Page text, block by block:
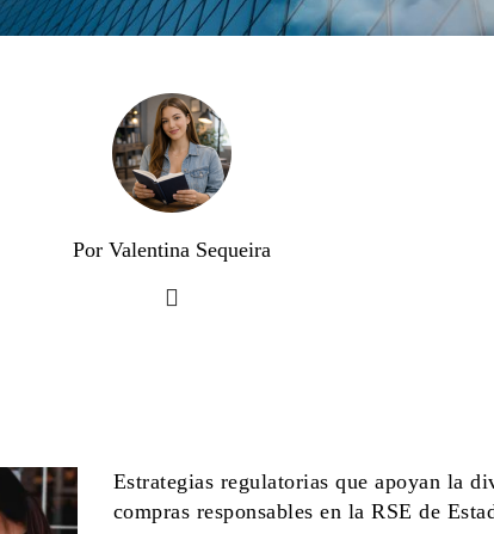
Por Valentina Sequeira
Estrategias regulatorias que apoyan la
compras responsables en la RSE de